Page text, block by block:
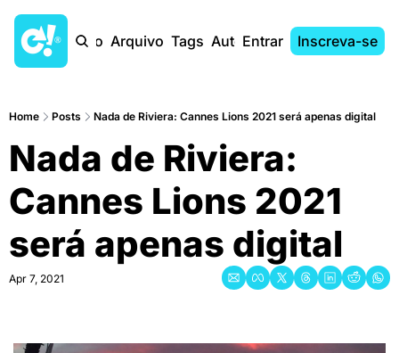
Início Arquivo Tags AutoresEntrar Inscreva-se
Home Posts Nada de Riviera: Cannes Lions 2021 será apenas digital
Nada de Riviera:
Cannes Lions 2021
será apenas digital
Apr 7, 2021